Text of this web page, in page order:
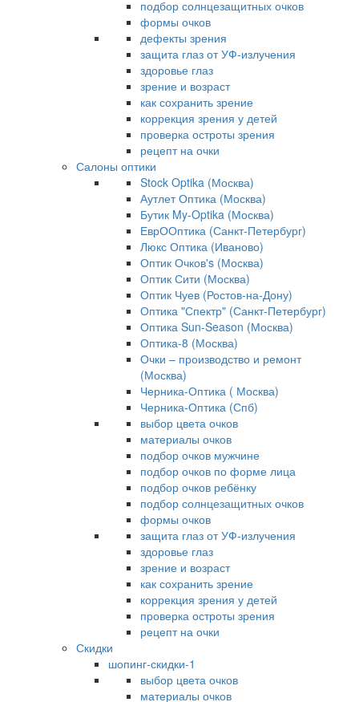
подбор солнцезащитных очков
формы очков
дефекты зрения
защита глаз от УФ-излучения
здоровье глаз
зрение и возраст
как сохранить зрение
коррекция зрения у детей
проверка остроты зрения
рецепт на очки
Салоны оптики
Stock Optika (Москва)
Аутлет Оптика (Москва)
Бутик My-Optika (Москва)
ЕврООптика (Санкт-Петербург)
Люкс Оптика (Иваново)
Оптик Очков's (Москва)
Оптик Сити (Москва)
Оптик Чуев (Ростов-на-Дону)
Оптика "Спектр" (Санкт-Петербург)
Оптика Sun-Season (Москва)
Оптика-8 (Москва)
Очки – производство и ремонт
(Москва)
Черника-Оптика ( Москва)
Черника-Оптика (Спб)
выбор цвета очков
материалы очков
подбор очков мужчине
подбор очков по форме лица
подбор очков ребёнку
подбор солнцезащитных очков
формы очков
защита глаз от УФ-излучения
здоровье глаз
зрение и возраст
как сохранить зрение
коррекция зрения у детей
проверка остроты зрения
рецепт на очки
Скидки
шопинг-скидки-1
выбор цвета очков
материалы очков